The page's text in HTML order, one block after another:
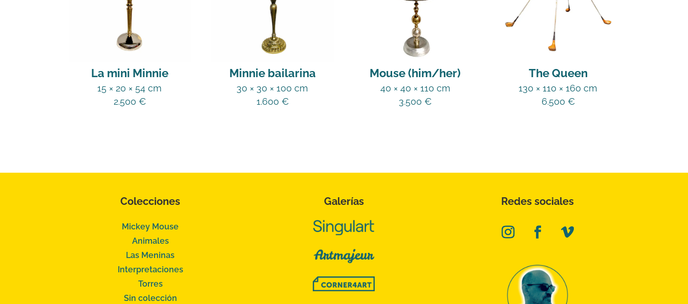
La mini Minnie
15 × 20 × 54 cm
2.500 €
Minnie bailarina
30 × 30 × 100 cm
1.600 €
Mouse (him/her)
40 × 40 × 110 cm
3.500€
The Queen
130 × 110 × 160 cm
6.500 €
Colecciones
Mickey Mouse
Animales
Las Meninas
Interpretaciones
Torres
Sin colección
Galerías Redes sociales